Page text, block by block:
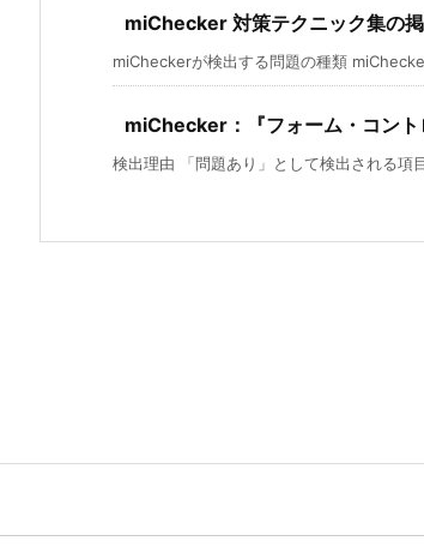
miChecker 対策テクニック集の
miCheckerが検出する問題の種類
miChecker：『フォーム・コント
検出理由 「問題あり」として検出される項